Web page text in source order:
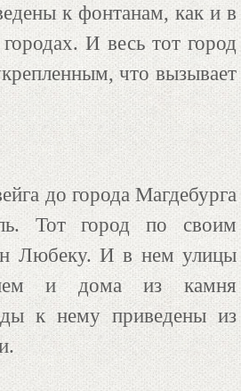
к фонтанам, как и в
И весь тот город
что вызывает
до города Магдебурга
Тот город по своим
Любеку. И в нем улицы
и дома из камня
к нему приведены из